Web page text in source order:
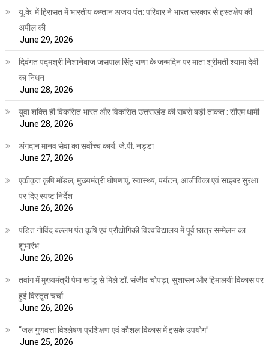
यू.के. में हिरासत में भारतीय कप्तान अजय पंत: परिवार ने भारत सरकार से हस्तक्षेप की
अपील की
June 29, 2026
दिवंगत पद्मश्री निशानेबाज जसपाल सिंह राणा के जन्मदिन पर माता श्रीमती श्यामा देवी
का निधन
June 28, 2026
युवा शक्ति ही विकसित भारत और विकसित उत्तराखंड की सबसे बड़ी ताकत : सीएम धामी
June 28, 2026
अंगदान मानव सेवा का सर्वोच्च कार्य: जे.पी. नड्डा
June 27, 2026
एकीकृत कृषि मॉडल, मुख्यमंत्री घोषणाएं, स्वास्थ्य, पर्यटन, आजीविका एवं साइबर सुरक्षा
पर दिए स्पष्ट निर्देश
June 26, 2026
पंडित गोविंद बल्लभ पंत कृषि एवं प्रौद्योगिकी विश्वविद्यालय में पूर्व छात्र सम्मेलन का
शुभारंभ
June 26, 2026
तवांग में मुख्यमंत्री पेमा खांडू से मिले डॉ. संजीव चोपड़ा, सुशासन और हिमालयी विकास पर
हुई विस्तृत चर्चा
June 26, 2026
“जल गुणवत्ता विश्लेषण प्रशिक्षण एवं कौशल विकास में इसके उपयोग”
June 25, 2026